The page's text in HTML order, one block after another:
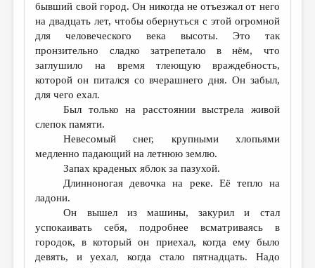
бывший свой город. Он никогда не отъезжал от него
на двадцать лет, чтобы обернуться с этой огромной
для человеческого века высоты. Это так
пронзительно сладко затрепетало в нём, что
заглушило на время тлеющую враждебность,
которой он питался со вчерашнего дня. Он забыл,
для чего ехал.
Был только на расстоянии выстрела живой
слепок памяти.
Невесомый снег, крупными хлопьями
медленно падающий на летнюю землю.
Запах краденых яблок за пазухой.
Длинноногая девочка на реке. Её тепло на
ладони.
Он вышел из машины, закурил и стал
успокаивать себя, подробнее всматриваясь в
городок, в который он приехал, когда ему было
девять, и уехал, когда стало пятнадцать. Надо